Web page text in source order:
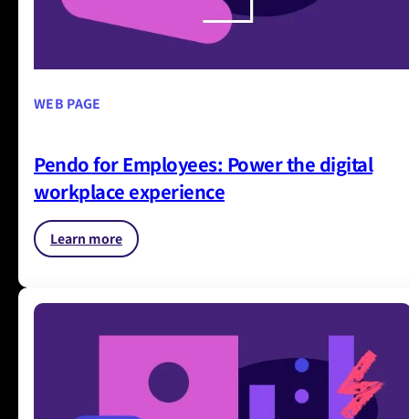
WEB PAGE
Pendo for Employees: Power the digital
workplace experience
Learn more